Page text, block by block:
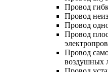
Провод
Провод
Провод
Провод
Провод
воздушных